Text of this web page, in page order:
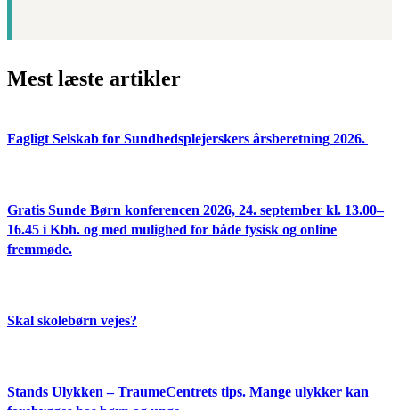
Mest læste artikler
Fagligt Selskab for Sundhedsplejerskers årsberetning 2026.
Gratis Sunde Børn konferencen 2026, 24. september kl. 13.00–
16.45 i Kbh. og med mulighed for både fysisk og online
fremmøde.
Skal skolebørn vejes?
Stands Ulykken – TraumeCentrets tips. Mange ulykker kan